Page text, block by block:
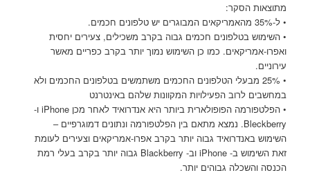
מתוצאות הסקר:
• ל-35% מהאמריקאים המבוגרים יש טלפונים חכמים.
• השימוש בטלפונים חכמים גבוה בקרב משכילים, צעירים יחסית
ואפרו-אמריקאים. כמו כן השימוש נמוך יותר בקרב כפריים מאשר
עירוניים.
• 25% מבעלי הטלפונים החכמים משתמשים בטלפונים החכמים ולא
במחשבים לרוב הפעילויות המקוונות שלהם באינטרנט
• הפלטפורמה הפופולארית ביותר היא אנדרואיד לאחר מכן iPhone ו-
Bleckberry. נמצא מתאם בין הפלטפורמה ונתונים דמוגרפיים –
השימוש באנדרואיד גבוה יותר בקרב אפרו-אמריקאים וצעירים לעומת
זאת השימוש ב- iPhone וב- Blackberry גבוה יותר בקרב בעלי רמת
הכנסה והשכלה גבוהים יותר.